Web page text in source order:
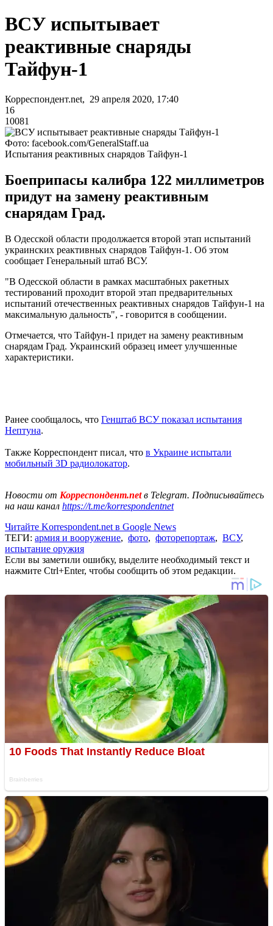
ВСУ испытывает
реактивные снаряды
Тайфун-1
Корреспондент.net, 29 апреля 2020, 17:40
16
10081
Фото: facebook.com/GeneralStaff.ua
Испытания реактивных снарядов Тайфун-1
Боеприпасы калибра 122 миллиметров
придут на замену реактивным
снарядам Град.
В Одесской области продолжается второй этап испытаний
украинских реактивных снарядов Тайфун-1. Об этом
сообщает Генеральный штаб ВСУ.
"В Одесской области в рамках масштабных ракетных
тестирований проходит второй этап предварительных
испытаний отечественных реактивных снарядов Тайфун-1 на
максимальную дальность", - говорится в сообщении.
Отмечается, что Тайфун-1 придет на замену реактивным
снарядам Град. Украинский образец имеет улучшенные
характеристики.
Ранее сообщалось, что Генштаб ВСУ показал испытания
Нептуна.
Также Корреспондент писал, что в Украине испытали
мобильный 3D радиолокатор.
Новости от Корреспондент.netв Telegram. Подписывайтесь
на наш канал https://t.me/korrespondentnet
Читайте Korrespondent.net в Google News
ТЕГИ: армия и вооружение, фото, фоторепортаж, ВСУ,
испытание оружия
Если вы заметили ошибку, выделите необходимый текст и
нажмите Ctrl+Enter, чтобы сообщить об этом редакции.